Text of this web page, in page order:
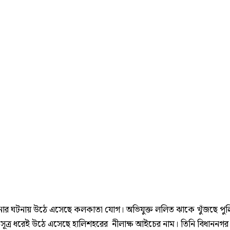
ঘটনায় উঠে এসেছে কলকাতা যোগ। অভিযুক্ত ললিত ঝাকে খুঁজছে
ধরেই উঠে এসেছে হালিশহরের নীলাক্ষ আইচের নাম। তিনি বিধাননগর